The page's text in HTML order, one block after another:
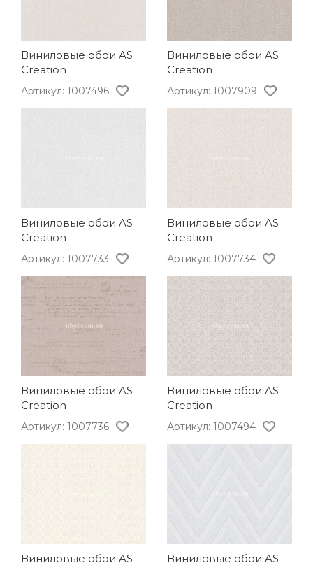
Виниловые обои AS
Creation
Артикул: 1007496
Виниловые обои AS
Creation
Артикул: 1007909
Виниловые обои AS
Creation
Артикул: 1007733
Виниловые обои AS
Creation
Артикул: 1007734
Виниловые обои AS
Creation
Артикул: 1007736
Виниловые обои AS
Creation
Артикул: 1007494
Виниловые обои AS Виниловые обои AS